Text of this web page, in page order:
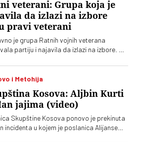
veterani: Grupa koja je
da izlazi na izbore
pravi veterani
je grupa Ratnih vojnih veterana
partiju i najavila da izlazi na izbore. Oni
njih
i Metohija
Kosova: Aljbin Kurti
jajima (video)
Skupštine Kosova ponovo je prekinuta
incidenta u kojem je poslanica Alijanse